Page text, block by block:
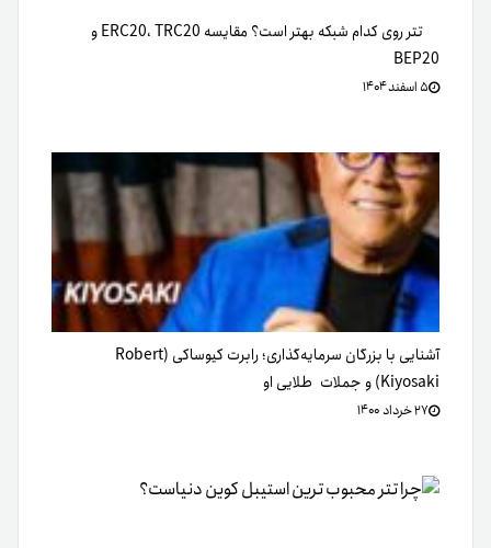
تتر روی کدام شبکه بهتر است؟ مقایسه ERC20، TRC20 و
BEP20
۵ اسفند ۱۴۰۴
آشنایی با بزرگان سرمایه‌گذاری؛ رابرت کیوساکی (Robert
Kiyosaki) و جملات طلایی او
۲۷ خرداد ۱۴۰۰